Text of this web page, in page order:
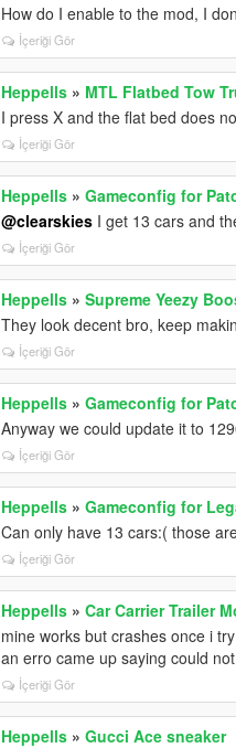
How do I enable to the mod, I
İçeriği Gör
Heppells» MTL Flatbed Tow
I press X and the flat bed does
İçeriği Gör
Heppells» Gameconfig for
@clearskiesI get 13 cars and
İçeriği Gör
Heppells» Supreme Yeezy
They look decent bro, keep
İçeriği Gör
Heppells» Gameconfig for
Anyway we could update it to
İçeriği Gör
Heppells» Gameconfig for
Can only have 13 cars:( those
İçeriği Gör
Heppells» Car Carrier Trailer
mine works but crashes once i
an erro came up saying could
İçeriği Gör
Heppells» Gucci Ace sneaker